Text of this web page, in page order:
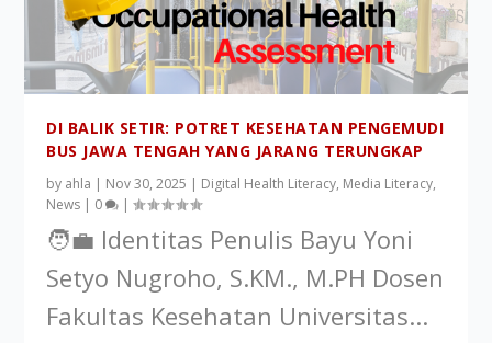
DI BALIK SETIR: POTRET KESEHATAN PENGEMUDI
BUS JAWA TENGAH YANG JARANG TERUNGKAP
by ahla | Nov 30, 2025 | Digital Health Literacy, Media Literacy,
News | 0 |
🧑‍💼 Identitas Penulis Bayu Yoni
Setyo Nugroho, S.KM., M.PH Dosen
Fakultas Kesehatan Universitas...